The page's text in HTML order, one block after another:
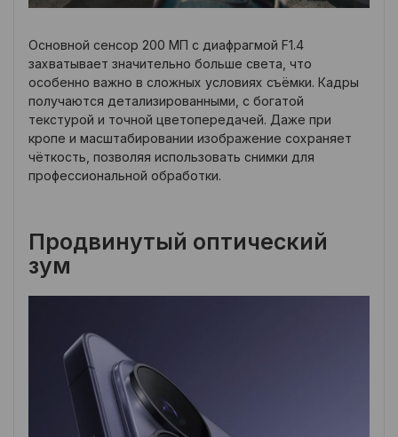
Основной сенсор 200 МП с диафрагмой F1.4
захватывает значительно больше света, что
особенно важно в сложных условиях съёмки. Кадры
получаются детализированными, с богатой
текстурой и точной цветопередачей. Даже при
кропе и масштабировании изображение сохраняет
чёткость, позволяя использовать снимки для
профессиональной обработки.
Продвинутый оптический
зум